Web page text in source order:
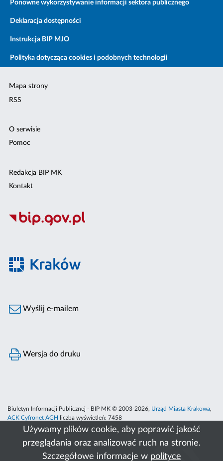
Używamy plików cookie, aby poprawić jakość
przeglądania oraz analizować ruch na stronie.
Szczegółowe informacje w polityce
Ponowne wykorzystywanie informacji sektora publicznego
Deklaracja dostępności
Instrukcja BIP MJO
Polityka dotycząca cookies i podobnych technologii
Mapa strony
RSS
O serwisie
Pomoc
Redakcja BIP MK
Kontakt
Wyślij e-mailem
Wersja do druku
Biuletyn Informacji Publicznej - BIP MK © 2003-2026, Urząd Miasta Krakowa,
ACK Cyfronet AGH
liczba wyświetleń: 7458